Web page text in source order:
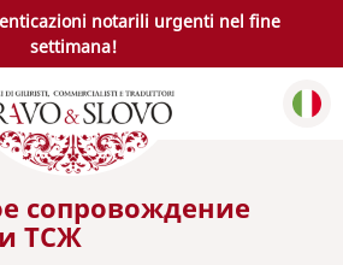
notarili urgenti nel fine
settimana!
сопровождение
ТСЖ